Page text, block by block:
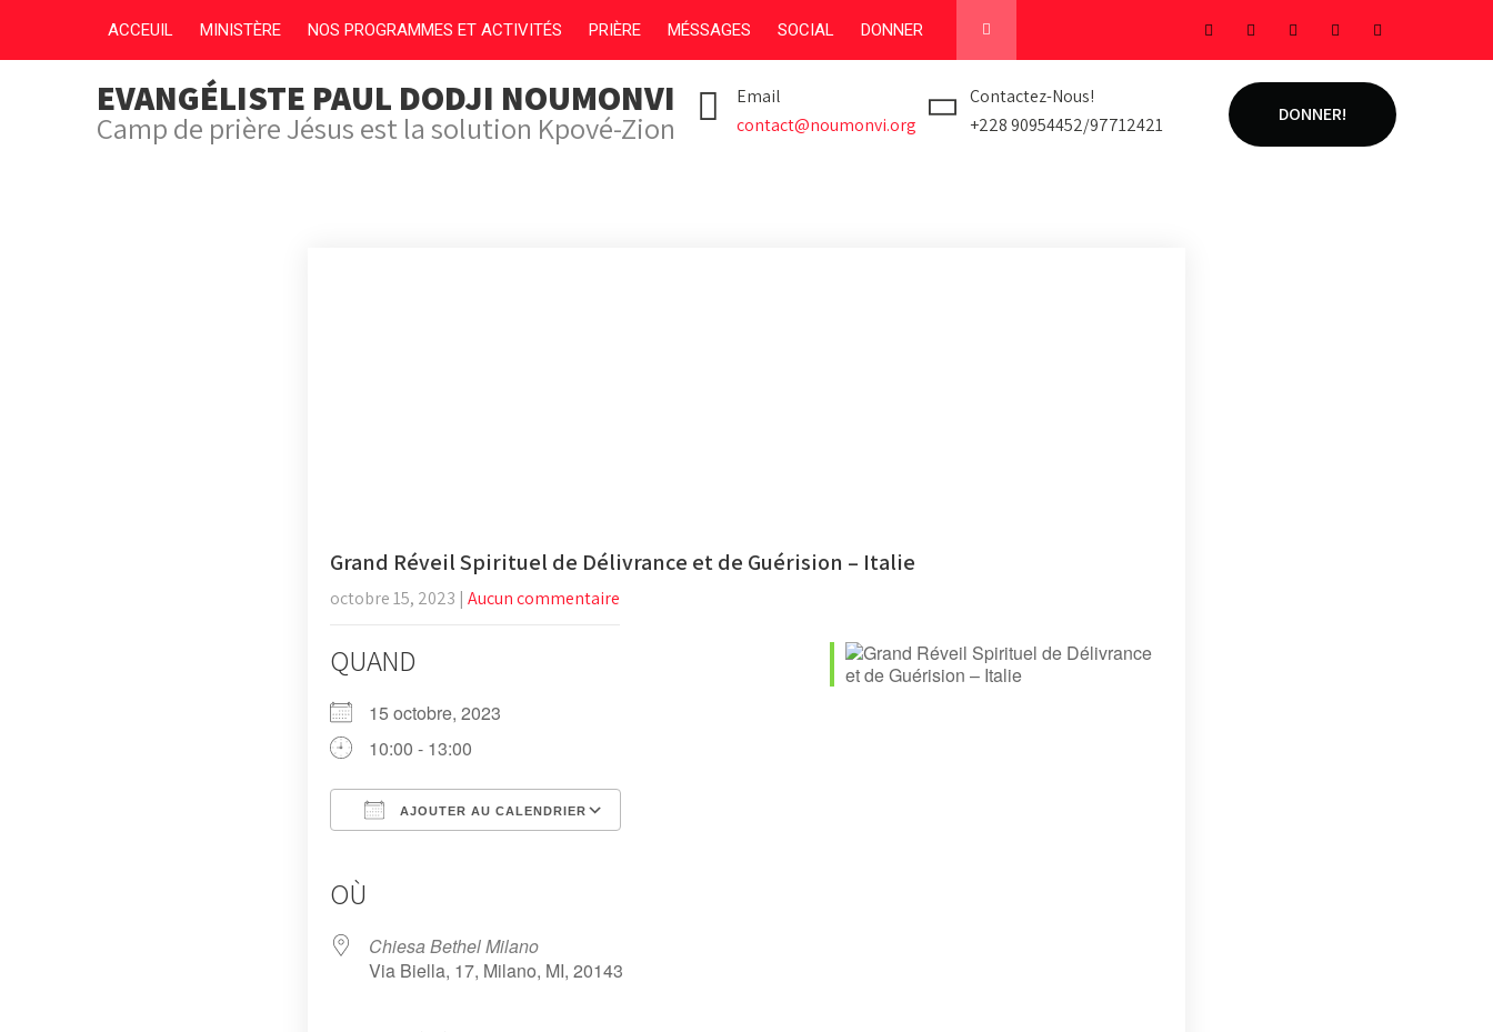
ACCEUIL MINISTÈRE NOS PROGRAMMES ET ACTIVITÉS PRIÈRE MÉSSAGES SOCIAL DONNER
EVANGÉLISTE PAUL DODJI NOUMONVI
Camp de prière Jésus est la solution Kpové-Zion
Email
contact@noumonvi.org
Contactez-Nous!
+228 90954452/97712421
DONNER!
Grand Réveil Spirituel de Délivrance et de Guérision – Italie
octobre 15, 2023 | Aucun commentaire
QUAND
15 octobre, 2023
10:00 - 13:00
AJOUTER AU CALENDRIER
OÙ
Chiesa Bethel Milano
Via Biella, 17, Milano, MI, 20143